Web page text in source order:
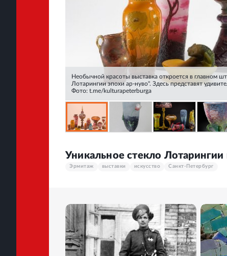
Необычной красоты выставка откроется в главном
Лотарингии эпохи ар-нуво". Здесь представят
Фото: t.me/kulturapeterburga
Уникальное стекло
Эрмитаж выставки искусство Санкт-Петербург